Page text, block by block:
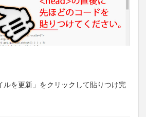
ルを更新」をクリックして貼りつけ完